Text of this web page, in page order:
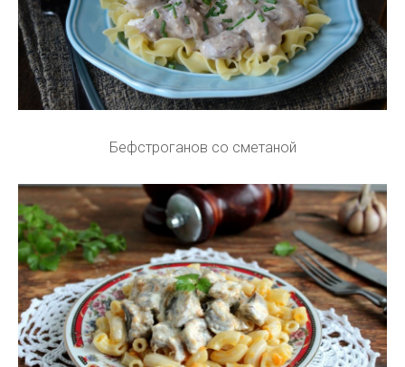
Бефстроганов со сметаной